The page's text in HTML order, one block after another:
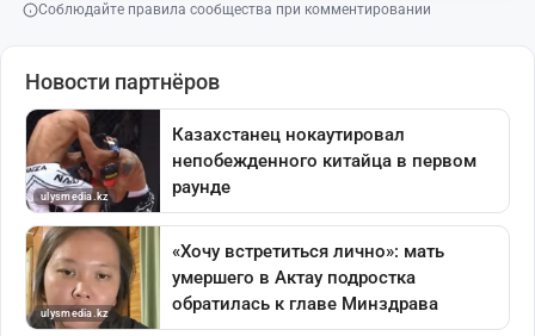
Соблюдайте правила сообщества при комментировании